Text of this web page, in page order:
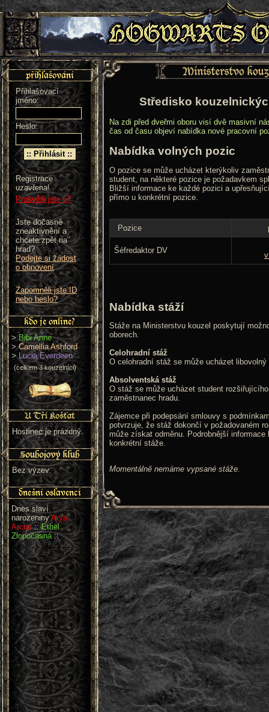
Přihlašovací
jméno:
Heslo:
Registrace
uzavřena!
Prošvihli jste ji?
Jste dočasně
zneaktivnění a
chcete zpět na
hrad?
Podejte si žádost
o obnovení
Zapomněli jste ID
nebo heslo?
>Bibi Anne
>Camellia Ashford
>Lucia Everdeen
(celkem 3 kouzelníci)
Hostinec je prázdný.
Bez výzev.
Dnes slaví
narozeninyArya
Arcus::Ethel
Zlopočasná::
Středisko
Na zdi před dveřmi oboru visí dvě masivní
čas od času objeví nabídka nové pracovní
Nabídka volných pozic
O pozice se může ucházet kterýkoliv
student, na některé pozice je požadavkem
Bližší informace ke každé pozici a
přímo u konkrétní pozice.
Pozice
Šéfredaktor DV
Nabídka stáží
Stáže na Ministerstvu kouzel poskytují
oborech.
Celohradní stáž
O celohradní stáž se může ucházet libovolný
Absolventská stáž
O stáž se může ucházet student
zaměstnanec hradu.
Zájemce při podepsání smlouvy s
potvrzuje, že stáž dokončí v požadovaném
může získat odměnu. Podrobnější informace
konkrétní stáže.
Momentálně nemáme vypsané stáže.